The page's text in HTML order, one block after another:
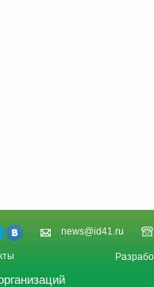
news@id41.ru